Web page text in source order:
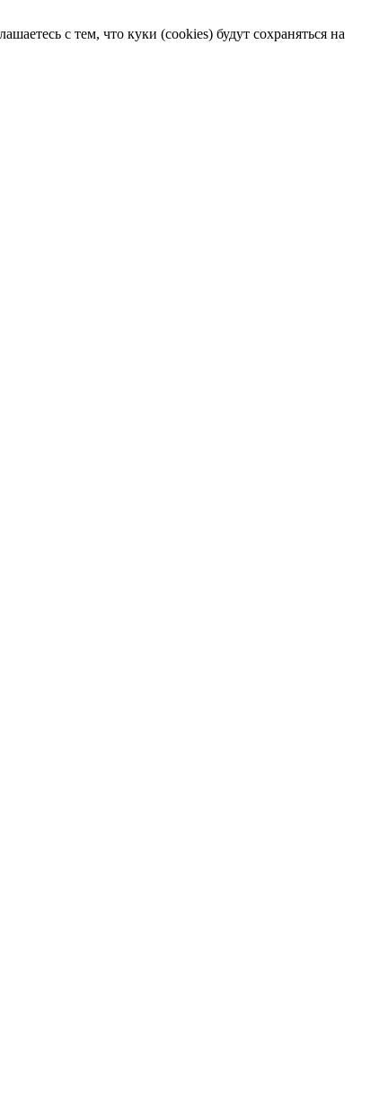
с тем, что куки (cookies) будут сохраняться на